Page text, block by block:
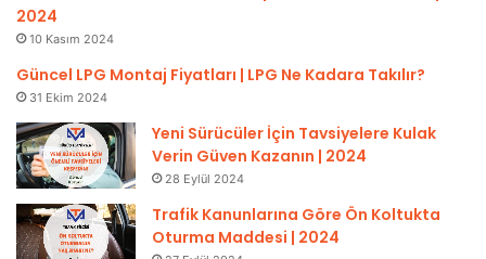
2024
10 Kasım 2024
Güncel LPG Montaj Fiyatları | LPG Ne Kadara Takılır?
31 Ekim 2024
Yeni Sürücüler İçin Tavsiyelere Kulak
Verin Güven Kazanın | 2024
28 Eylül 2024
Trafik Kanunlarına Göre Ön Koltukta
Oturma Maddesi | 2024